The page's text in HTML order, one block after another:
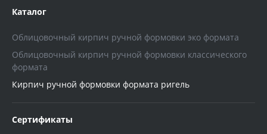
Каталог
Облицовочный кирпич ручной формовки эко формата
Облицовочный кирпич ручной формовки классического
формата
Кирпич ручной формовки формата ригель
Сертификаты